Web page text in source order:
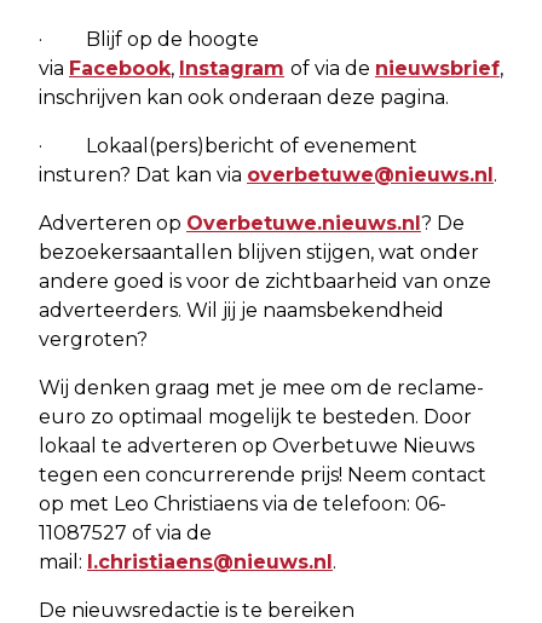
· Blijf op de hoogte
via Facebook, Instagram of via de nieuwsbrief,
inschrijven kan ook onderaan deze pagina.
· Lokaal(pers)bericht of evenement
insturen? Dat kan via overbetuwe@nieuws.nl.
Adverteren op Overbetuwe.nieuws.nl? De
bezoekersaantallen blijven stijgen, wat onder
andere goed is voor de zichtbaarheid van onze
adverteerders. Wil jij je naamsbekendheid
vergroten?
Wij denken graag met je mee om de reclame-
euro zo optimaal mogelijk te besteden. Door
lokaal te adverteren op Overbetuwe Nieuws
tegen een concurrerende prijs! Neem contact
op met Leo Christiaens via de telefoon: 06-
11087527 of via de
mail: l.christiaens@nieuws.nl.
De nieuwsredactie is te bereiken